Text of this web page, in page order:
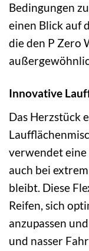
Bedingungen
einen Blick auf
die den P Zero
Innovative
Das Herzstück
verwendet eine
auch bei
bleibt. Diese
Reifen, sich
anzupassen
und nasser